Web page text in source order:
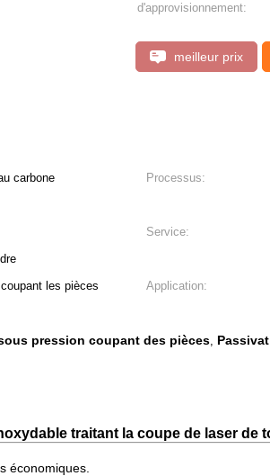
d'approvisionnement:
meilleur prix
carbone Processus:
Service:
les pièces
Application:
pression coupant des pièces,
traitant la coupe de laser de
économiques.